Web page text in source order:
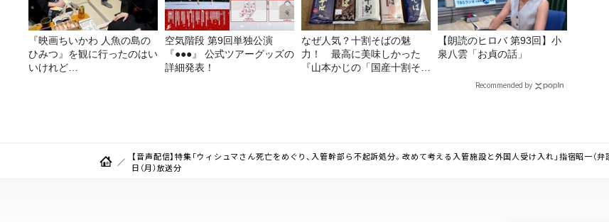
『映画ちいかわ 人魚の島の
ひみつ』を観に行ったのはい
いけれど…
空気階段 第9回単独公演
『●●●』 公式ツアーグッズの
詳細発表！
なぜ人気？十割そばの魅
力！ 最高に美味しかった
『山本かじの「国産十割そ
【朗読のヒロバ 第93回】小
泉八雲「お貞の話」
Recommended by
【音声配信】特集「ウィシュマさん死亡をめぐり、入管幹部ら不起訴処分。改めて考える入管施設と外国人受け入れ」指宿昭一
日（月）放送分